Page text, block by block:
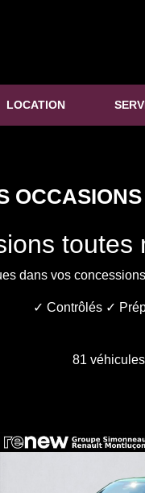
LOCATION
dans vos
✓ Contrôlés ✓
81